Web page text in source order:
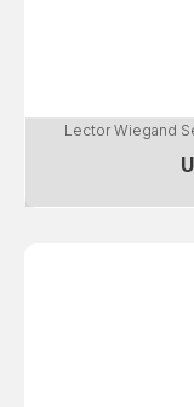
Lector Wiegand